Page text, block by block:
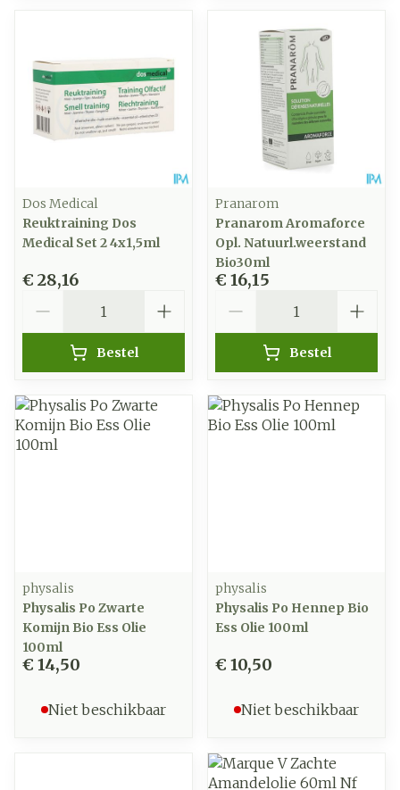
Dos Medical
Reuktraining Dos
Medical Set 2 4x1,5ml
€ 28,16
Bestel
Pranarom
Pranarom Aromaforce
Opl. Natuurl.weerstand
Bio30ml
€ 16,15
Bestel
physalis
Physalis Po Zwarte
Komijn Bio Ess Olie
100ml
€ 14,50
Niet beschikbaar
physalis
Physalis Po Hennep Bio
Ess Olie 100ml
€ 10,50
Niet beschikbaar